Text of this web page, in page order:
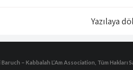
Yazılaya
Baruch – Kabbalah L’Am Association, Tüm Hakları